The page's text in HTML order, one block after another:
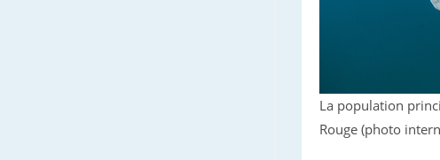
La population
Rouge (photo